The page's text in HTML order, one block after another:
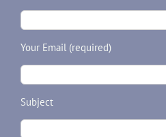
Your Email (required)
Subject